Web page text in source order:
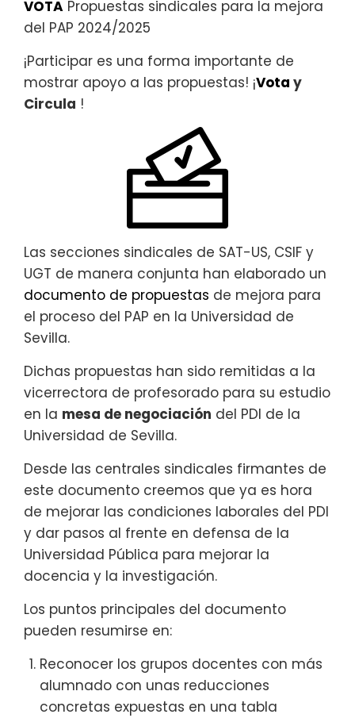
VOTA Propuestas sindicales para la mejora
del PAP 2024/2025
¡Participar es una forma importante de
mostrar apoyo a las propuestas! ¡Vota y
Circula !
Las secciones sindicales de SAT-US, CSIF y
UGT de manera conjunta han elaborado un
documento de propuestas de mejora para
el proceso del PAP en la Universidad de
Sevilla.
Dichas propuestas han sido remitidas a la
vicerrectora de profesorado para su estudio
en la mesa de negociación del PDI de la
Universidad de Sevilla.
Desde las centrales sindicales firmantes de
este documento creemos que ya es hora
de mejorar las condiciones laborales del PDI
y dar pasos al frente en defensa de la
Universidad Pública para mejorar la
docencia y la investigación.
Los puntos principales del documento
pueden resumirse en:
Reconocer los grupos docentes con más
alumnado con unas reducciones
concretas expuestas en una tabla